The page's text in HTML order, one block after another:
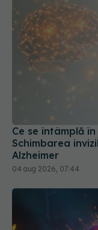
Ce se întâmplă
Schimbarea
Alzheimer
04 aug 2026, 07:44